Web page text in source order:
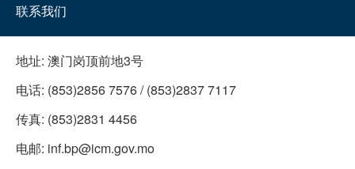
联系我们
地址: 澳门岗顶前地3号
电话: (853)2856 7576 / (853)2837 7117
传真: (853)2831 4456
电邮: inf.bp@icm.gov.mo